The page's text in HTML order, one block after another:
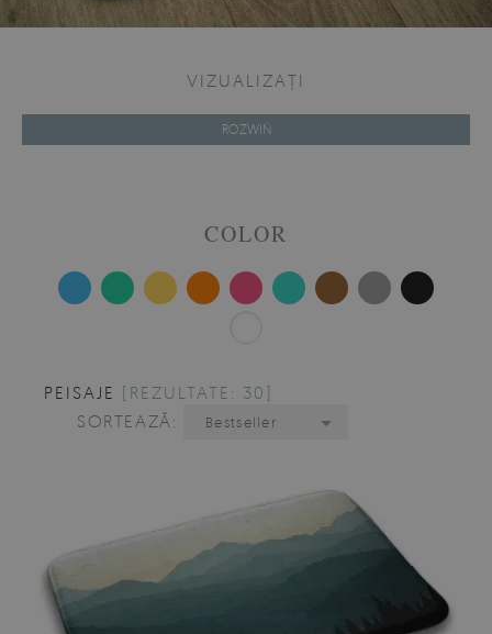
VIZUALIZAȚI
ROZWIŃ
COLOR
PEISAJE [REZULTATE: 30]
SORTEAZĂ:
Bestseller